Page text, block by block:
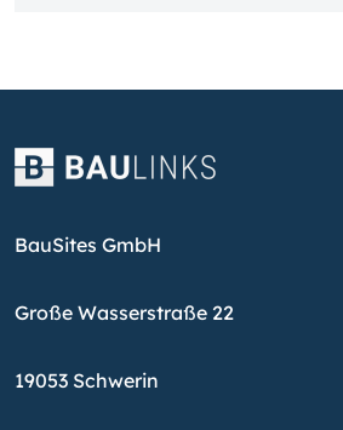
BauSites GmbH
Große Wasserstraße 22
19053 Schwerin